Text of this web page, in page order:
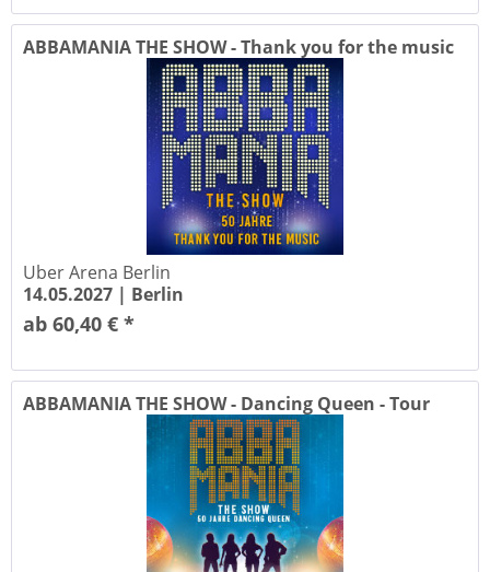
ABBAMANIA THE SHOW - Thank you for the music
Uber Arena Berlin
14.05.2027 | Berlin
ab 60,40 € *
ABBAMANIA THE SHOW - Dancing Queen - Tour